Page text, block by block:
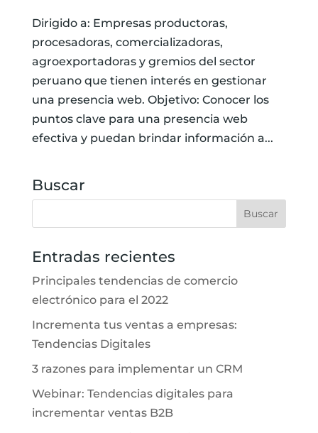
Dirigido a: Empresas productoras,
procesadoras, comercializadoras,
agroexportadoras y gremios del sector
peruano que tienen interés en gestionar
una presencia web. Objetivo: Conocer los
puntos clave para una presencia web
efectiva y puedan brindar información a...
Buscar
Entradas recientes
Principales tendencias de comercio
electrónico para el 2022
Incrementa tus ventas a empresas:
Tendencias Digitales
3 razones para implementar un CRM
Webinar: Tendencias digitales para
incrementar ventas B2B